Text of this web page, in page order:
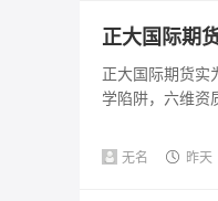
正大国际期
正大国际期货实
学陷阱，六维资
无名 昨天